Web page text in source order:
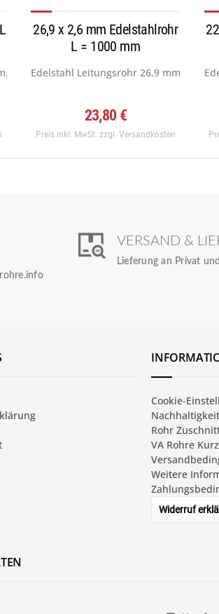
Werkstoff: 1.4301...
26,9 x 2,6 mm Edelstahlrohr
L = 1000 mm
Edelstahl Leitungsrohr 26,9 mm (NPS =
23,80 €
Preis inkl. MwSt. zzgl. Versandkosten
VERSAND &
Lieferung an Privat
Cookie-
Nachhaltigkeit
Rohr
VA Rohre
Weitere
Widerruf